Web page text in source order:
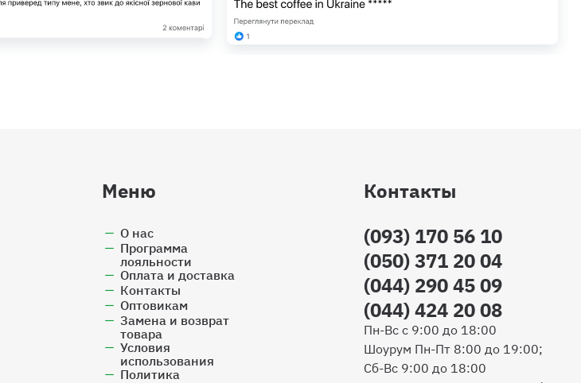
Меню
О нас
Программа
лояльности
Оплата и доставка
Контакты
Оптовикам
Замена и возврат
товара
Условия
использования
Политика
Контакты
(093) 170 56 10
(050) 371 20 04
(044) 290 45 09
(044) 424 20 08
Пн-Вс с 9:00 до 18:00
Шоурум Пн-Пт 8:00 до 19:00;
Сб-Вс 9:00 до 18:00